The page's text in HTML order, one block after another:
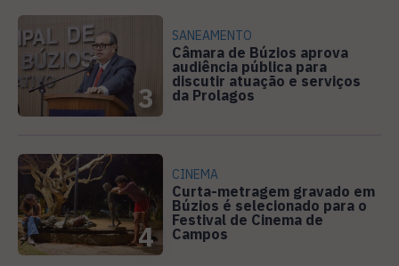
3
SANEAMENTO
Câmara de Búzios aprova
audiência pública para
discutir atuação e serviços
da Prolagos
4
CINEMA
Curta-metragem gravado em
Búzios é selecionado para o
Festival de Cinema de
Campos